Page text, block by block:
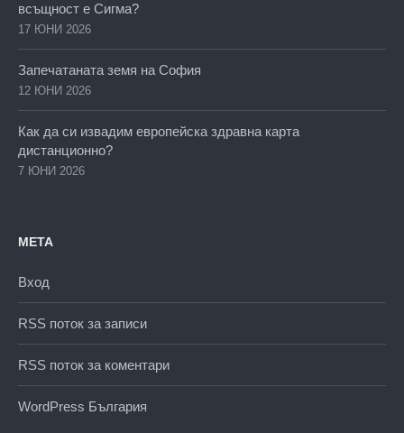
всъщност е Сигма?
17 ЮНИ 2026
Запечатаната земя на София
12 ЮНИ 2026
Как да си извадим европейска здравна карта
дистанционно?
7 ЮНИ 2026
МЕТА
Вход
RSS поток за записи
RSS поток за коментари
WordPress България